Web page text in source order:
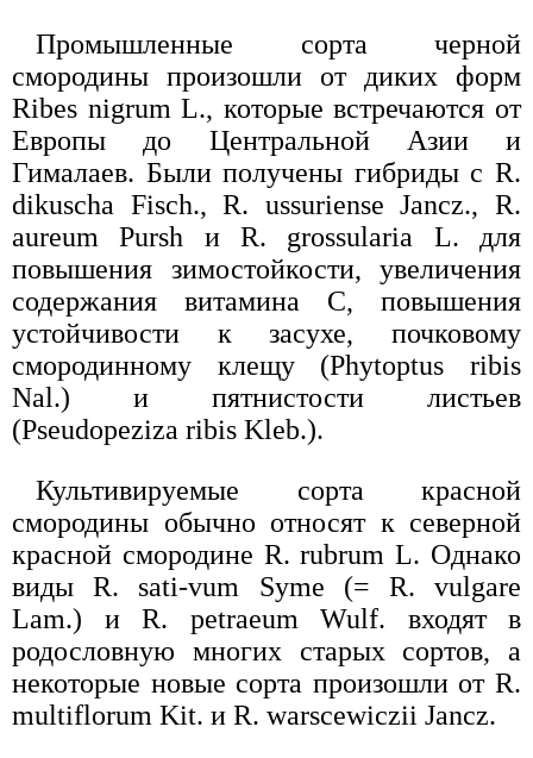
Промышленные сорта черной
смородины произошли от диких форм
Ribes nigrum L., которые встречаются от
Европы до Центральной Азии и
Гималаев. Были получены гибриды с R.
dikuscha Fisch., R. ussuriense Jancz., R.
aureum Pursh и R. grossularia L. для
повышения зимостойкости, увеличения
содержания витамина С, повышения
устойчивости к засухе, почковому
смородинному клещу (Phytoptus ribis
Nal.) и пятнистости листьев
(Pseudopeziza ribis Kleb.).
Культивируемые сорта красной
смородины обычно относят к северной
красной смородине R. rubrum L. Однако
виды R. sati-vum Syme (= R. vulgare
Lam.) и R. petraeum Wulf. входят в
родословную многих старых сортов, а
некоторые новые сорта произошли от R.
multiflorum Kit. и R. warscewiczii Jancz.